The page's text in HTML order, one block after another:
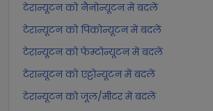
टेरान्यूटन को नैनोन्यूटन में बदलें
टेरान्यूटन को पिकोन्यूटन में बदलें
टेरान्यूटन को फेम्टोन्यूटन में बदलें
टेरान्यूटन को एट्टोन्यूटन में बदलें
टेरान्यूटन को जूल/मीटर में बदलें